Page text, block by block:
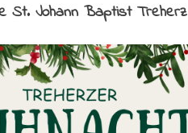
St. Johann Baptist Treherz